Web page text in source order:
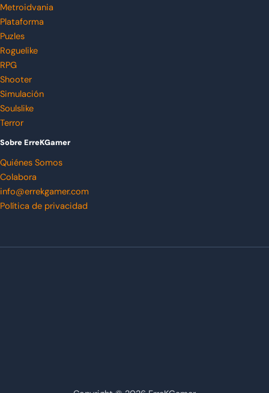
Metroidvania
Plataforma
Puzles
Roguelike
RPG
Shooter
Simulación
Soulslike
Terror
Sobre ErreKGamer
Quiénes Somos
Colabora
info@errekgamer.com
Política de privacidad